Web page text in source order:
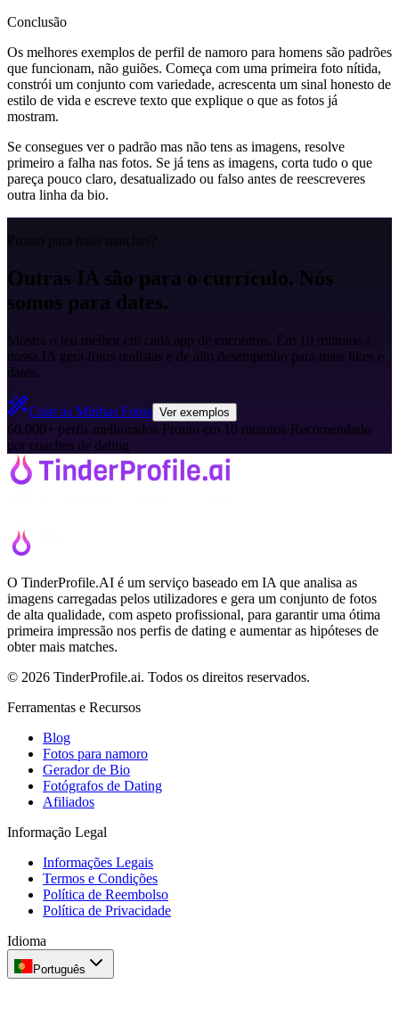
Conclusão
Os melhores exemplos de perfil de namoro para homens são padrões
que funcionam, não guiões. Começa com uma primeira foto nítida,
constrói um conjunto com variedade, acrescenta um sinal honesto de
estilo de vida e escreve texto que explique o que as fotos já
mostram.
Se consegues ver o padrão mas não tens as imagens, resolve
primeiro a falha nas fotos. Se já tens as imagens, corta tudo o que
pareça pouco claro, desatualizado ou falso antes de reescreveres
outra linha da bio.
Pronto para mais matches?
Outras IA são para o currículo. Nós
somos para dates.
Mostra o teu melhor em cada app de encontros. Em 10 minutos a
nossa IA gera fotos realistas e de alto desempenho para mais likes e
dates.
Criar as Minhas Fotos Ver exemplos
60.000+ perfis melhorados·Pronto em 10 minutos·Recomendado
por coaches de dating
O TinderProfile.AI é um serviço baseado em IA que analisa as
imagens carregadas pelos utilizadores e gera um conjunto de fotos
de alta qualidade, com aspeto profissional, para garantir uma ótima
primeira impressão nos perfis de dating e aumentar as hipóteses de
obter mais matches.
© 2026 TinderProfile.ai. Todos os direitos reservados.
Ferramentas e Recursos
Blog
Fotos para namoro
Gerador de Bio
Fotógrafos de Dating
Afiliados
Informação Legal
Informações Legais
Termos e Condições
Política de Reembolso
Política de Privacidade
Idioma
Português